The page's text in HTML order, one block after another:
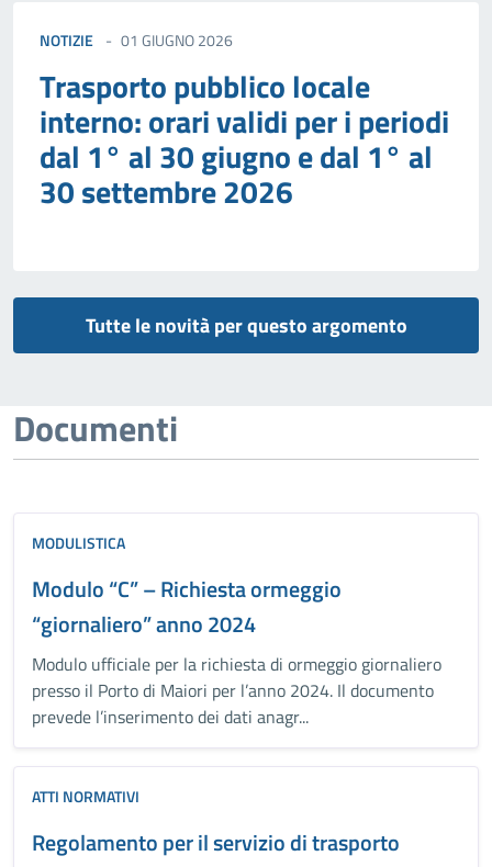
NOTIZIE 01 GIUGNO 2026
Trasporto pubblico locale
interno: orari validi per i periodi
dal 1° al 30 giugno e dal 1° al
30 settembre 2026
Tutte le novità per questo argomento
Documenti
MODULISTICA
Modulo “C” – Richiesta ormeggio
“giornaliero” anno 2024
Modulo ufficiale per la richiesta di ormeggio giornaliero
presso il Porto di Maiori per l’anno 2024. Il documento
prevede l’inserimento dei dati anagr...
ATTI NORMATIVI
Regolamento per il servizio di trasporto